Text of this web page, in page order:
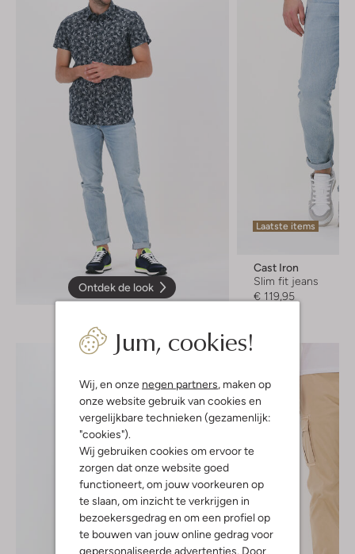
Jum, cookies!
Wij, en onze negen partners , maken op
onze website gebruik van cookies en
vergelijkbare technieken (gezamenlijk:
"cookies").
Wij gebruiken cookies om ervoor te
zorgen dat onze website goed
functioneert, om jouw voorkeuren op
te slaan, om inzicht te verkrijgen in
bezoekersgedrag en om een profiel op
te bouwen van jouw online gedrag voor
gepersonaliseerde advertenties. Door
Ontdek de look
Laatste items
Cast Iron
Slim fit jeans
€ 119,95